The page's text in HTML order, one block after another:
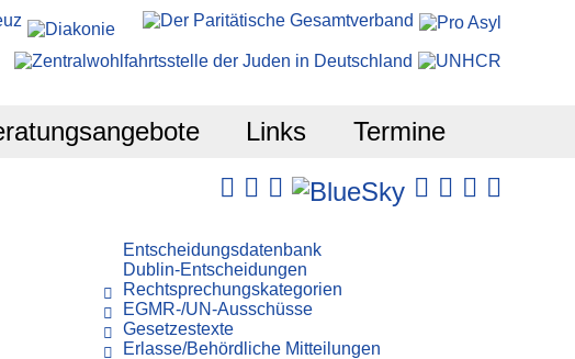
Links Termine
Entscheidungsdatenbank
Dublin-Entscheidungen
Rechtsprechungskategorien
EGMR-/UN-Ausschüsse
Gesetzestexte
Erlasse/Behördliche Mitteilungen